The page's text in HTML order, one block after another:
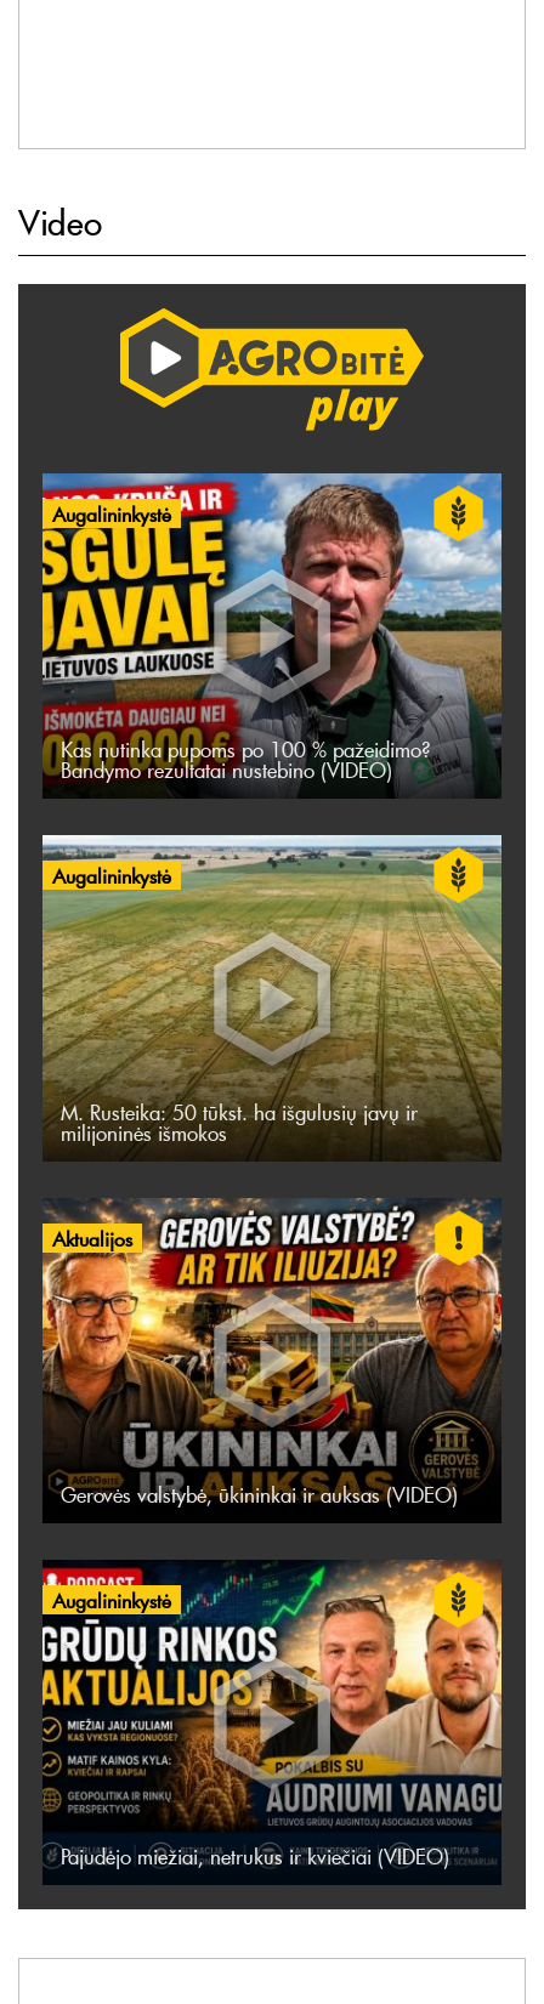
Video
Augalininkystė
Kas nutinka pupoms po 100 % pažeidimo?
Bandymo rezultatai nustebino (VIDEO)
Augalininkystė
M. Rusteika: 50 tūkst. ha išgulusių javų ir
milijoninės išmokos
Aktualijos
Gerovės valstybė, ūkininkai ir auksas (VIDEO)
Augalininkystė
Pajudėjo miežiai, netrukus ir kviečiai (VIDEO)